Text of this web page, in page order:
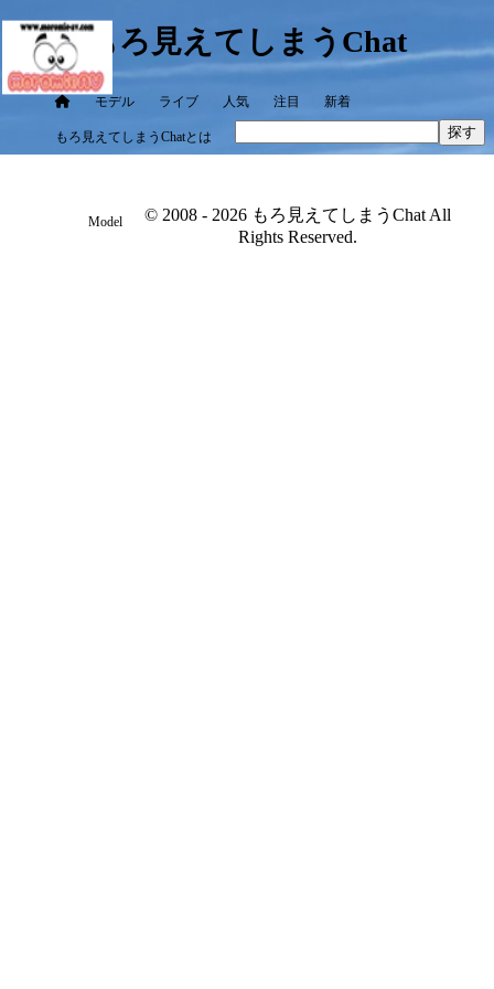
もろ見えてしまうChat
モデル ライブ 人気 注目 新着
もろ見えてしまうChatとは 探す
Model
© 2008 - 2026 もろ見えてしまうChat All
Rights Reserved.